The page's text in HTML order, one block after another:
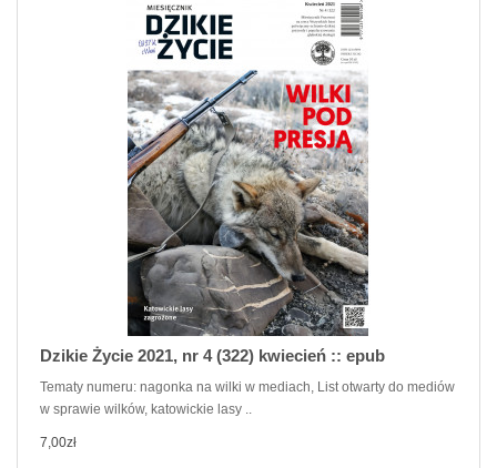
Dzikie Życie 2021, nr 4 (322) kwiecień :: epub
Tematy numeru: nagonka na wilki w mediach, List otwarty do mediów
w sprawie wilków, katowickie lasy ..
7,00zł